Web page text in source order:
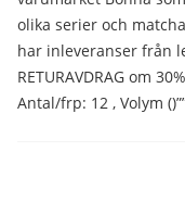
olika serier och
har inleveranser från
RETURAVDRAG om
Antal/frp: 12 , Volym